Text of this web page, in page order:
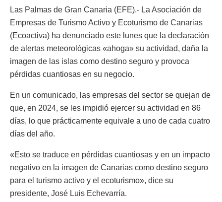
Las Palmas de Gran Canaria (EFE).- La Asociación de
Empresas de Turismo Activo y Ecoturismo de Canarias
(Ecoactiva) ha denunciado este lunes que la declaración
de alertas meteorológicas «ahoga» su actividad, daña la
imagen de las islas como destino seguro y provoca
pérdidas cuantiosas en su negocio.
En un comunicado, las empresas del sector se quejan de
que, en 2024, se les impidió ejercer su actividad en 86
días, lo que prácticamente equivale a uno de cada cuatro
días del año.
«Esto se traduce en pérdidas cuantiosas y en un impacto
negativo en la imagen de Canarias como destino seguro
para el turismo activo y el ecoturismo», dice su
presidente, José Luis Echevarría.